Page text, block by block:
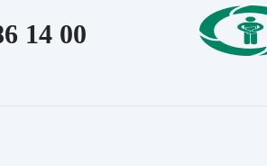
14 00